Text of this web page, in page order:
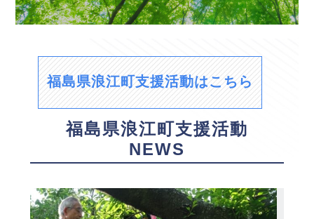
福島県浪江町支援活動はこちら
福島県浪江町支援活動
NEWS